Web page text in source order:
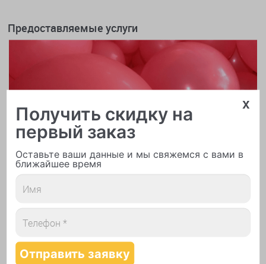
Предоставляемые услуги
x
Получить скидку на
первый заказ
Оставьте ваши данные и мы свяжемся с вами в
ближайшее время